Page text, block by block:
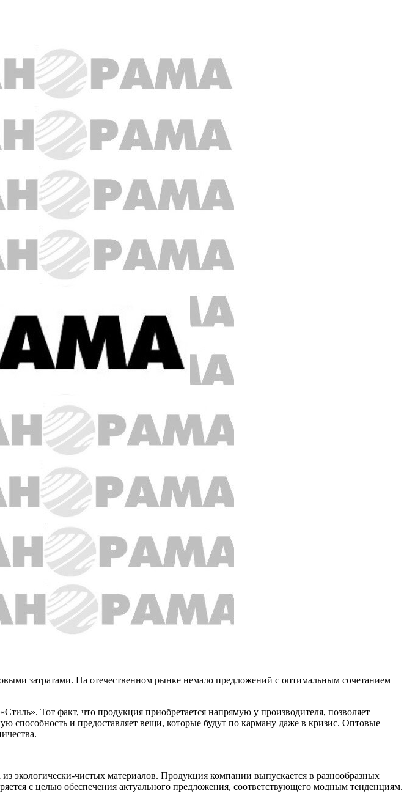
затратами. На отечественном рынке немало предложений с оптимальным сочетанием
Тот факт, что продукция приобретается напрямую у производителя, позволяет
способность и предоставляет вещи, которые будут по карману даже в кризис. Оптовые
экологически-чистых материалов. Продукция компании выпускается в разнообразных
с целью обеспечения актуального предложения, соответствующего модным тенденциям.